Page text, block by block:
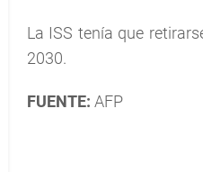
La ISS tenía que
2030.
FUENTE: AFP